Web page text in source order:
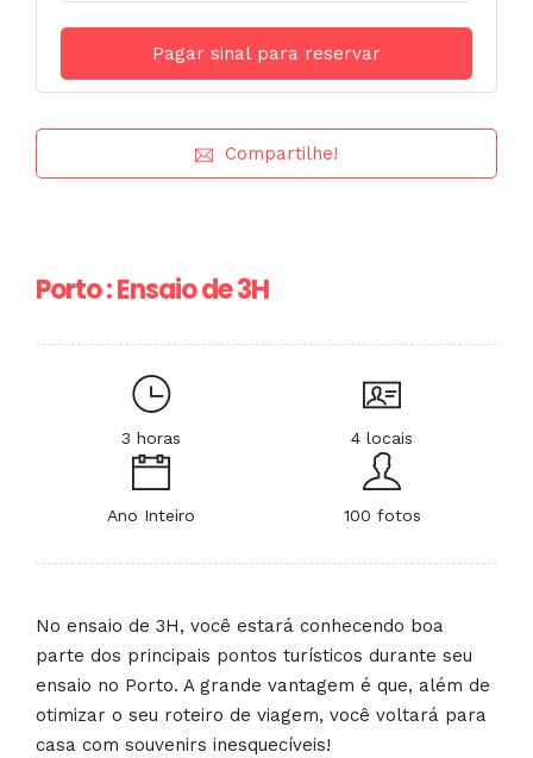
Compartilhe!
Porto : Ensaio de 3H
3 horas 4 locais
Ano Inteiro 100 fotos
No ensaio de 3H, você estará conhecendo boa
parte dos principais pontos turísticos durante seu
ensaio no Porto. A grande vantagem é que, além de
otimizar o seu roteiro de viagem, você voltará para
casa com souvenirs inesquecíveis!